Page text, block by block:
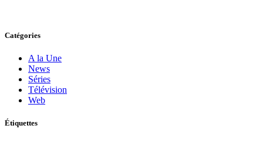
Catégories
A la Une
News
Séries
Télévision
Web
Étiquettes